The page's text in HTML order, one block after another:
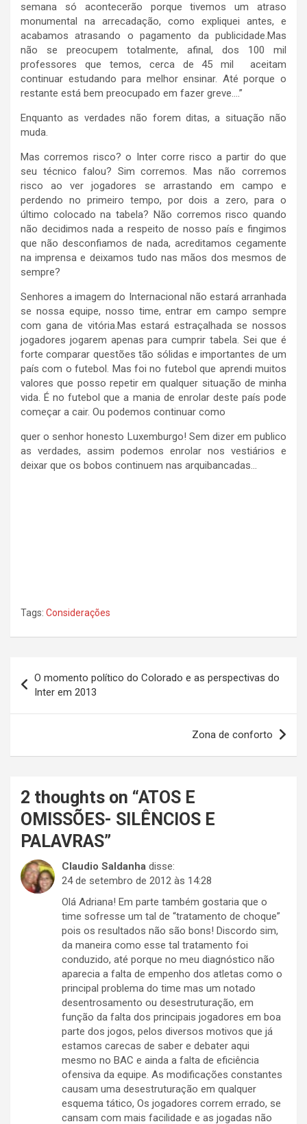
semana só acontecerão porque tivemos um atraso
monumental na arrecadação, como expliquei antes, e
acabamos atrasando o pagamento da publicidade.Mas
não se preocupem totalmente, afinal, dos 100 mil
professores que temos, cerca de 45 mil aceitam
continuar estudando para melhor ensinar. Até porque o
restante está bem preocupado em fazer greve….”
Enquanto as verdades não forem ditas, a situação não
muda.
Mas corremos risco? o Inter corre risco a partir do que
seu técnico falou? Sim corremos. Mas não corremos
risco ao ver jogadores se arrastando em campo e
perdendo no primeiro tempo, por dois a zero, para o
último colocado na tabela? Não corremos risco quando
não decidimos nada a respeito de nosso país e fingimos
que não desconfiamos de nada, acreditamos cegamente
na imprensa e deixamos tudo nas mãos dos mesmos de
sempre?
Senhores a imagem do Internacional não estará arranhada
se nossa equipe, nosso time, entrar em campo sempre
com gana de vitória.Mas estará estraçalhada se nossos
jogadores jogarem apenas para cumprir tabela. Sei que é
forte comparar questões tão sólidas e importantes de um
país com o futebol. Mas foi no futebol que aprendi muitos
valores que posso repetir em qualquer situação de minha
vida. É no futebol que a mania de enrolar deste país pode
começar a cair. Ou podemos continuar como
quer o senhor honesto Luxemburgo! Sem dizer em publico
as verdades, assim podemos enrolar nos vestiários e
deixar que os bobos continuem nas arquibancadas…
Tags: Considerações
de
Post
O momento político do Colorado e as perspectivas do
Inter em 2013
Zona de conforto
2 thoughts on “ATOS E
OMISSÕES- SILÊNCIOS E
PALAVRAS”
Claudio Saldanha disse:
24 de setembro de 2012 às 14:28
Olá Adriana! Em parte também gostaria que o
time sofresse um tal de “tratamento de choque”
pois os resultados não são bons! Discordo sim,
da maneira como esse tal tratamento foi
conduzido, até porque no meu diagnóstico não
aparecia a falta de empenho dos atletas como o
principal problema do time mas um notado
desentrosamento ou desestruturação, em
função da falta dos principais jogadores em boa
parte dos jogos, pelos diversos motivos que já
estamos carecas de saber e debater aqui
mesmo no BAC e ainda a falta de eficiência
ofensiva da equipe. As modificações constantes
causam uma desestruturação em qualquer
esquema tático, Os jogadores correm errado, se
cansam com mais facilidade e as jogadas não